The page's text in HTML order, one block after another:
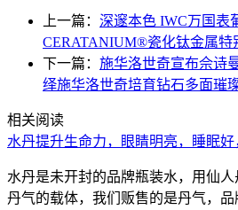
上一篇： 深邃本色 IWC万国表
CERATANIUM®瓷化钛金属特
下一篇： 施华洛世奇宣布佘诗
绎施华洛世奇培育钻石多面璀
相关阅读
水丹提升生命力，眼睛明亮，睡眠
水丹是未开封的品牌瓶装水，用仙
丹气的载体，我们贩售的是丹气，